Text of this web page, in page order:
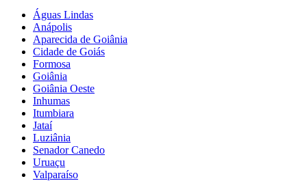
Águas Lindas
Anápolis
Aparecida de Goiânia
Cidade de Goiás
Formosa
Goiânia
Goiânia Oeste
Inhumas
Itumbiara
Jataí
Luziânia
Senador Canedo
Uruaçu
Valparaíso